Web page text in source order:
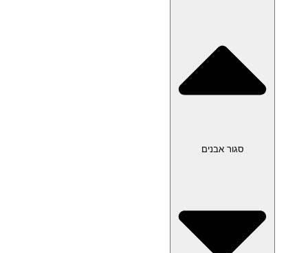
סגור אבנים